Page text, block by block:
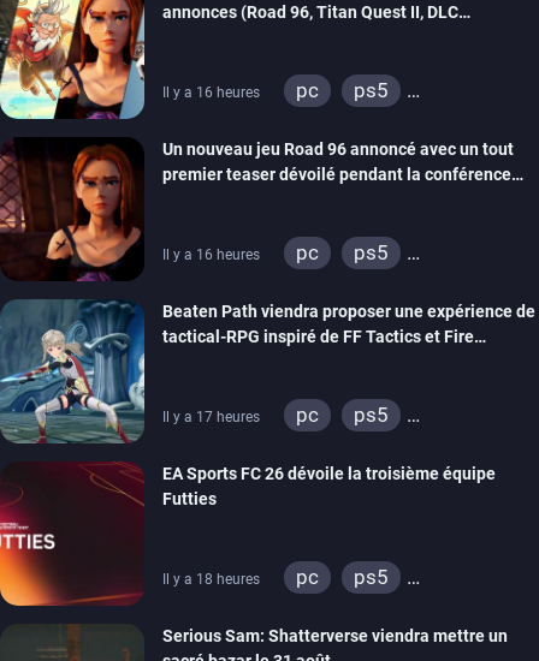
annonces (Road 96, Titan Quest II, DLC
Il y a 16 heures pc
ps5
stadia
ps4
xbox one
switch 2
Un nouveau jeu Road 96 annoncé avec un tout
premier teaser dévoilé pendant la conférence
Il y a 16 heures pc
ps5
stadia
ps4
xbox one
Beaten Path viendra proposer une expérience de
tactical-RPG inspiré de FF Tactics et Fire
Il y a 17 heures pc
ps5
EA Sports FC 26 dévoile la troisième équipe
Futties
Il y a 18 heures pc
ps5
ps4
xbox one
Serious Sam: Shatterverse viendra mettre un